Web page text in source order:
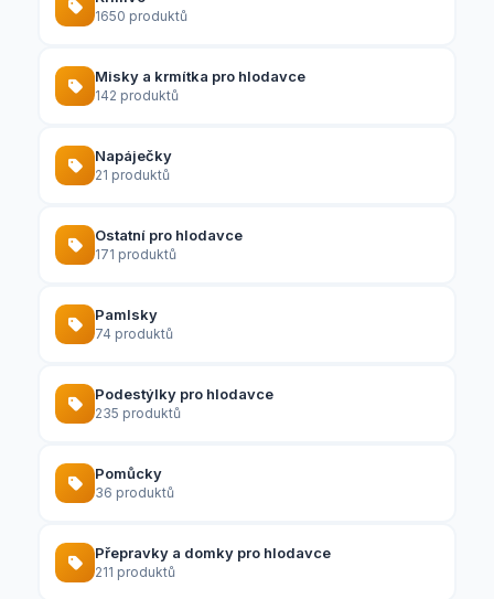
1650 produktů
Misky a krmítka pro hlodavce
142 produktů
Napáječky
21 produktů
Ostatní pro hlodavce
171 produktů
Pamlsky
74 produktů
Podestýlky pro hlodavce
235 produktů
Pomůcky
36 produktů
Přepravky a domky pro hlodavce
211 produktů